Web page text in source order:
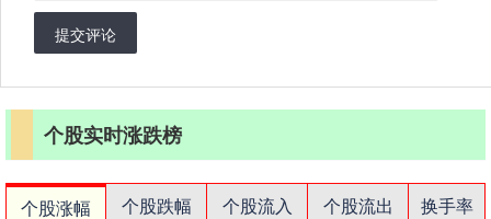
提交评论
个股实时涨跌榜
个股涨幅 个股跌幅 个股流入 个股流出
换手率